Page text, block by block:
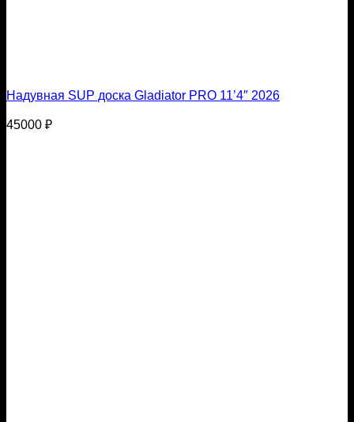
Надувная SUP доска Gladiator PRO 11’4″ 2026
45000 ₽